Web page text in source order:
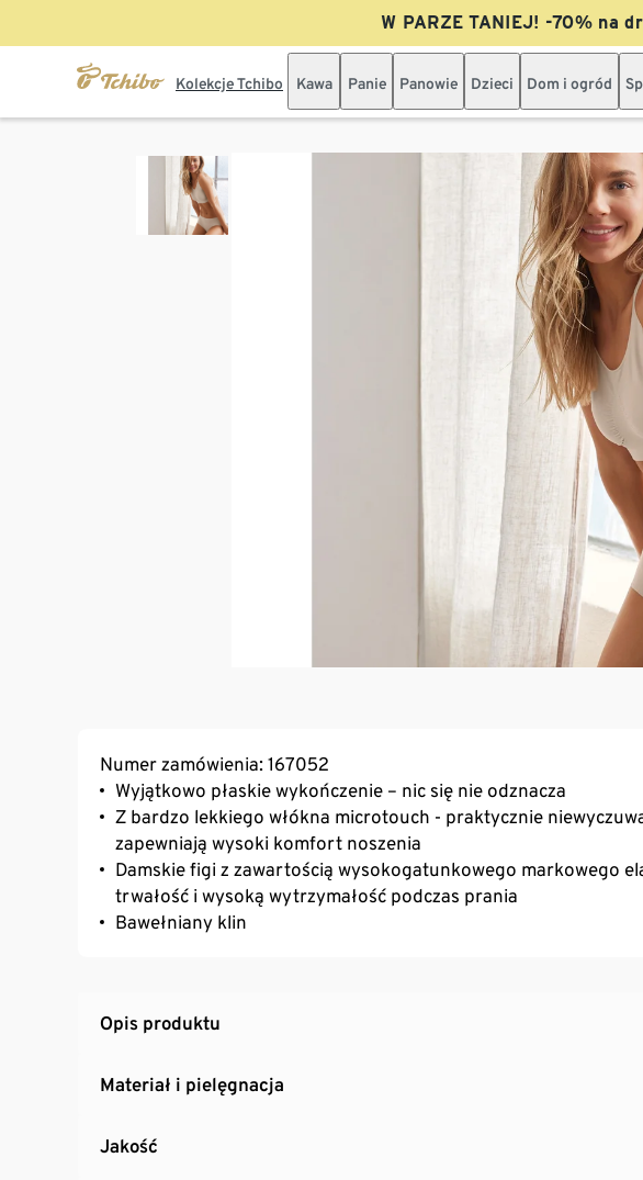
W PARZE TANIEJ! -70% na
Kolekcje Tchibo Kawa Panie Panowie Dzieci Dom i ogród
Numer zamówienia: 167052
Wyjątkowo płaskie wykończenie – nic się nie odznacza
Z bardzo lekkiego włókna microtouch - praktycznie
zapewniają wysoki komfort noszenia
Damskie figi z zawartością wysokogatunkowego markowego
trwałość i wysoką wytrzymałość podczas prania
Bawełniany klin
Opis produktu
Materiał i pielęgnacja
Jakość